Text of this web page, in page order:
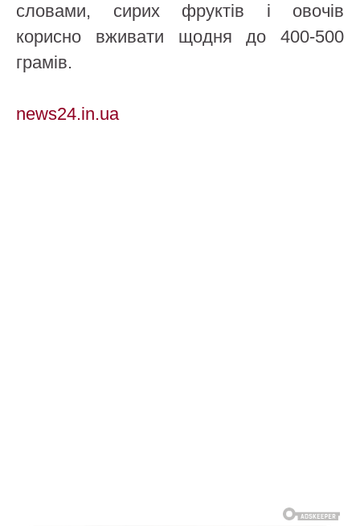
словами, сирих фруктів і овочів
корисно вживати щодня до 400-500
грамів.
news24.in.ua